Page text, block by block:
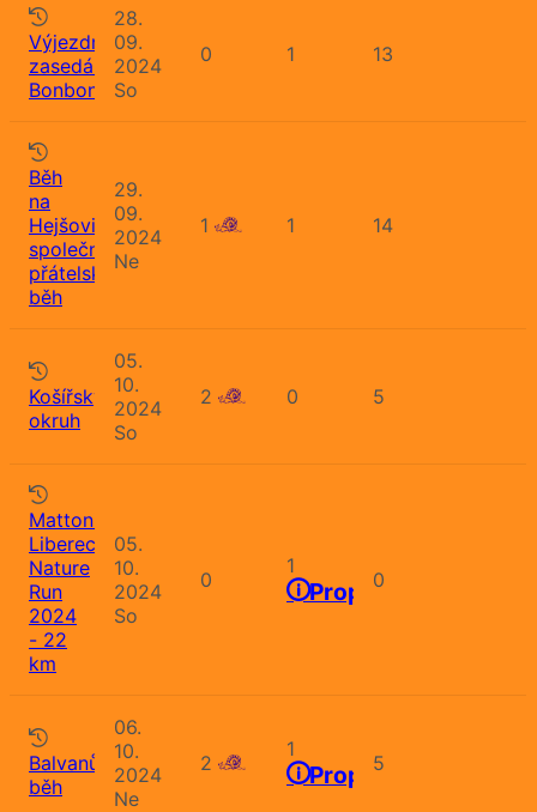
Výjezdní
zasedání
Bonbonu
28.
09.
2024
So
0 1 13
Běh
na
Hejšovinu,
společný
přátelský
běh
29.
09.
2024
Ne
1 1 14
Košířský
okruh
05.
10.
2024
So
2 0 5
Mattoni
Liberec
Nature
Run
2024
- 22
km
05.
10.
2024
So
0
1
Propozice
0
Balvanův
běh
06.
10.
2024
Ne
2
1
Propozice
5